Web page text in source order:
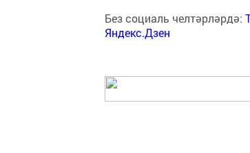
Без социаль челтәрләрдә:
Яндекс.Дзен